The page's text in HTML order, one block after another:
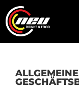
ALLGEMEINE